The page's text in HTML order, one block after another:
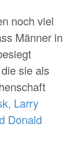
noch viel
Männer in
sie als
Larry
Donald